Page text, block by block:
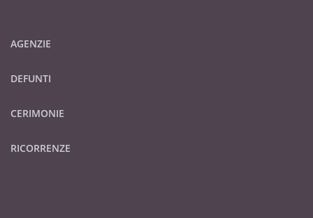
AGENZIE
DEFUNTI
CERIMONIE
RICORRENZE